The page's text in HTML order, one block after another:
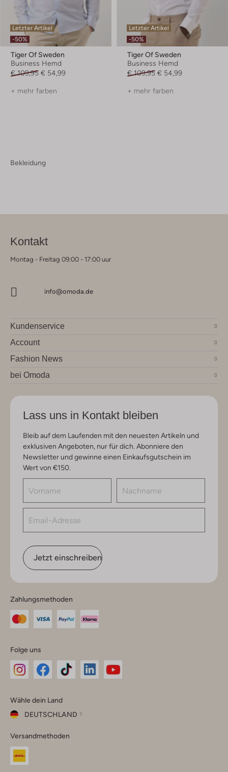
Letzter Artikel
-50%
Tiger Of Sweden
Business Hemd
€ 109,95 € 54,99
+ mehr farben
Letzter Artikel
-50%
Tiger Of Sweden
Business Hemd
€ 109,95 € 54,99
+ mehr farben
Bekleidung
Kontakt
Montag - Freitag 09:00 - 17:00 uur
info@omoda.de
Kundenservice
Account
Fashion News
bei Omoda
Lass uns in Kontakt bleiben
Bleib auf dem Laufenden mit den neuesten Artikeln und
exklusiven Angeboten, nur für dich. Abonniere den
Newsletter und gewinne einen Einkaufsgutschein im
Wert von €150.
Jetzt einschreiben
Zahlungsmethoden
Folge uns
Instagram
Facebook
TikTok
Wähle dein Land
DEUTSCHLAND
dein
Land
Versandmethoden